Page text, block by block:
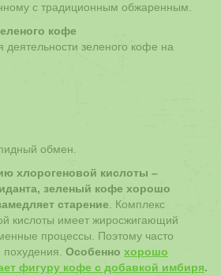
с традиционным обжаренным.
кофе
зеленого кофе на
обмен.
хлорогеновой кислоты –
зеленый кофе хорошо
старение . Комплекс
кислоты имеет жиросжигающий
процессы. Поэтому часто
Особенно хорошо
фигуру кофе с добавкой имбиря.